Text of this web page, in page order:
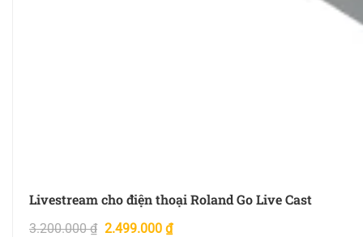
Livestream cho điện thoại Roland Go Live Cast
3.200.000₫ 2.499.000 ₫